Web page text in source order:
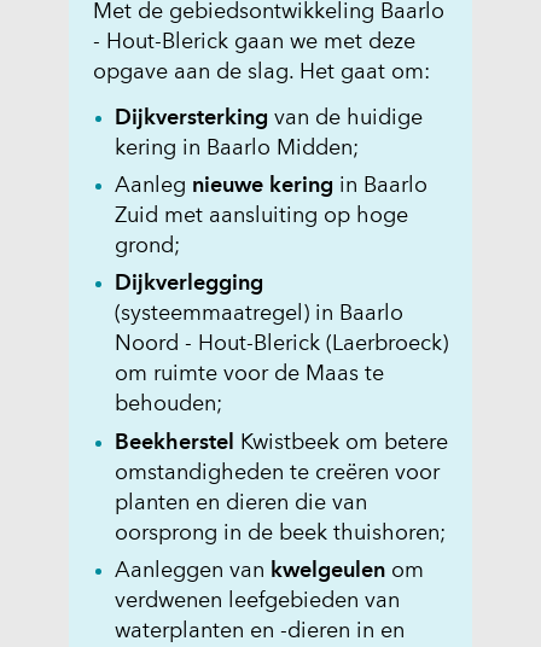
Met de gebiedsontwikkeling Baarlo
- Hout-Blerick gaan we met deze
opgave aan de slag. Het gaat om:
Dijkversterking van de huidige
kering in Baarlo Midden;
Aanleg nieuwe kering in Baarlo
Zuid met aansluiting op hoge
grond;
Dijkverlegging
(systeemmaatregel) in Baarlo
Noord - Hout-Blerick (Laerbroeck)
om ruimte voor de Maas te
behouden;
Beekherstel
Kwistbeek om betere
omstandigheden te creëren voor
planten en dieren die van
oorsprong in de beek thuishoren;
Aanleggen van kwelgeulenom
verdwenen leefgebieden van
waterplanten en -dieren in en